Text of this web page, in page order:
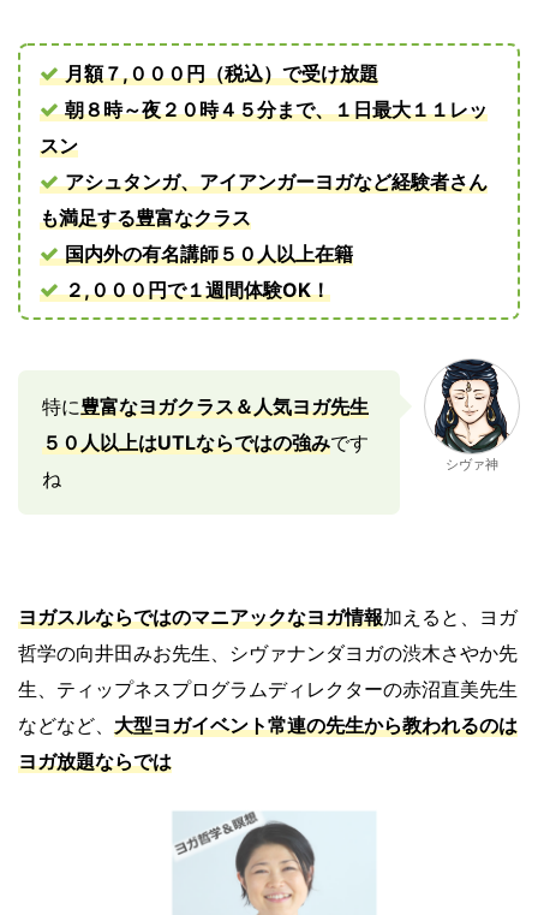
月額７,０００円（税込）で受け放題
朝８時～夜２０時４５分まで、１日最大１１レッ
スン
アシュタンガ、アイアンガーヨガなど経験者さん
も満足する豊富なクラス
国内外の有名講師５０人以上在籍
２,０００円で１週間体験OK！
特に豊富なヨガクラス＆人気ヨガ先生
５０人以上はUTLならではの強みです
ね
シヴァ神
ヨガスルならではのマニアックなヨガ情報加えると、ヨガ
哲学の向井田みお先生、シヴァナンダヨガの渋木さやか先
生、ティップネスプログラムディレクターの赤沼直美先生
などなど、 大型ヨガイベント常連の先生から教われるのは
ヨガ放題ならでは